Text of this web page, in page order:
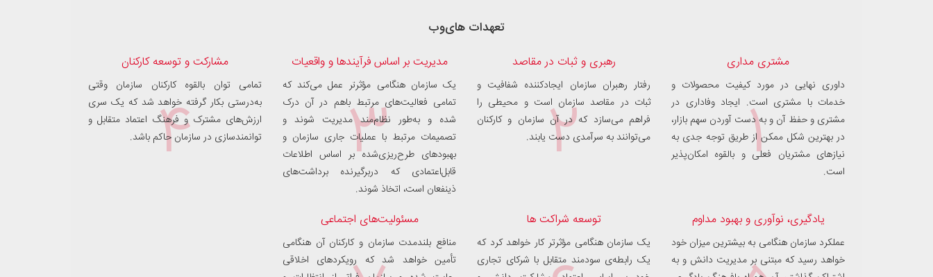
تعهدات های‌وب
مشتری مداری
۱
داوری نهایی در مورد کیفیت محصولات و
خدمات با مشتری است. ایجاد وفاداری در
مشتری و حفظ آن و به دست آوردن سهم بازار،
در بهترین شکل ممکن از طریق توجه جدی به
نیازهای مشتریان فعلی و بالقوه امکان‌پذیر
است.
رهبری و ثبات در مقاصد
۲
رفتار رهبران سازمان ایجادکننده شفافیت و
ثبات در مقاصد سازمان است و محیطی را
فراهم می‌سازد که در آن سازمان و کارکنان
می‌توانند به سرآمدی دست یابند.
مدیریت بر اساس فرآیندها و واقعیات
۳
یک سازمان هنگامی مؤثرتر عمل می‌کند که
تمامی فعالیت‌های مرتبط باهم در آن درک
شده و به‌طور نظام‌مند مدیریت شوند و
تصمیمات مرتبط با عملیات جاری سازمان و
بهبودهای طرح‌ریزی‌شده بر اساس اطلاعات
قابل‌اعتمادی که دربرگیرنده برداشت‌های
ذینفعان است، اتخاذ شوند.
مشارکت و توسعه کارکنان
۴
تمامی توان بالقوه کارکنان سازمان وقتی
به‌درستی بکار گرفته خواهد شد که یک سری
ارزش‌های مشترک و فرهنگ اعتماد متقابل و
توانمندسازی در سازمان حاکم باشد.
یادگیری، نوآوری و بهبود مداوم
عملکرد سازمان هنگامی به بیشترین میزان خود
خواهد رسید که مبتنی بر مدیریت دانش و به
توسعه شراکت ها
یک سازمان هنگامی مؤثرتر کار خواهد کرد که
یک رابطه‌ی سودمند متقابل با شرکای تجاری
مسئولیت‌های اجتماعی
منافع بلندمدت سازمان و کارکنان آن هنگامی
تأمین خواهد شد که رویکردهای اخلاقی